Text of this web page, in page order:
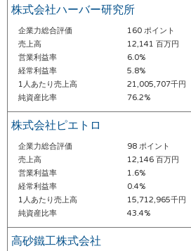
株式会社ハーバー研究所
企業力総合評価
160 ポイント
売上高
12,141 百万円
営業利益率
6.0%
経常利益率
5.8%
1人あたり売上高
21,005,707千円
純資産比率
76.2%
株式会社ピエトロ
企業力総合評価
98 ポイント
売上高
12,146 百万円
営業利益率
1.6%
経常利益率
0.4%
1人あたり売上高
15,712,965千円
純資産比率
43.4%
高砂鐵工株式会社